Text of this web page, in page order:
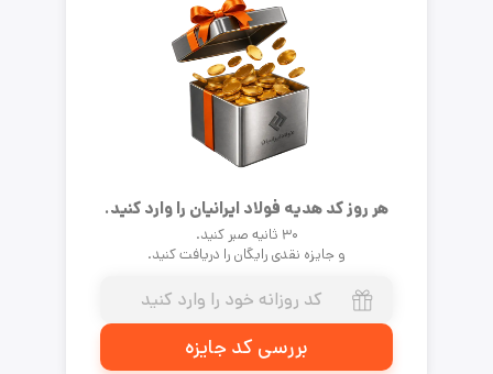
هر روز کد هدیه فولاد ایرانیان را وارد کنید.
۳۰ ثانیه صبر کنید.
و جایزه نقدی رایگان را دریافت کنید.
بررسی کد جایزه